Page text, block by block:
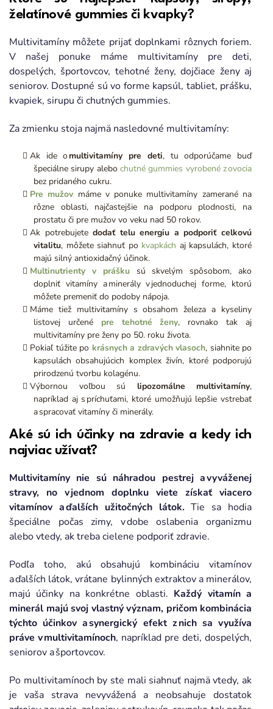
želatínové gummies či kvapky?
Multivitamíny môžete prijať doplnkami rôznych foriem.
V našej ponuke máme multivitamíny pre deti,
dospelých, športovcov, tehotné ženy, dojčiace ženy aj
seniorov. Dostupné sú vo forme kapsúl, tabliet, prášku,
kvapiek, sirupu či chutných gummies.
Za zmienku stoja najmä nasledovné multivitamíny:
Ak ide omultivitamíny pre deti, tu odporúčame buď
špeciálne sirupy alebo chutné gummies vyrobené z ovocia
bez pridaného cukru.
Pre mužov máme v ponuke multivitamíny zamerané na
rôzne oblasti, najčastejšie na podporu plodnosti, na
prostatu či pre mužov vo veku nad 50 rokov.
Ak potrebujetedodať telu energiu a podporiť celkovú
vitalitu, môžete siahnuť po kvapkách aj kapsulách, ktoré
majú silný antioxidačný účinok.
Multinutrienty v práškusú skvelým spôsobom, ako
doplniť vitamíny a minerály v jednoduchej forme, ktorú
môžete premeniť do podoby nápoja.
Máme tiež multivitamíny s obsahom železa a kyseliny
listovej určené pre tehotné ženy, rovnako tak aj
multivitamíny pre ženy po 50. roku života.
Pokiaľ túžite po krásnych a zdravých vlasoch, siahnite po
kapsulách obsahujúcich komplex živín, ktoré podporujú
prirodzenú tvorbu kolagénu.
Výbornou voľbou sú lipozomálne multivitamíny,
napríklad aj s príchuťami, ktoré umožňujú lepšie vstrebať
a spracovať vitamíny či minerály.
Aké sú ich účinky na zdravie a kedy ich
najviac užívať?
Multivitamíny nie sú náhradou pestrej a vyváženej
stravy, no v jednom doplnku viete získať viacero
vitamínov a ďalších užitočných látok. Tie sa hodia
špeciálne počas zimy, v dobe oslabenia organizmu
alebo vtedy, ak treba cielene podporiť zdravie.
Podľa toho, akú obsahujú kombináciu vitamínov
a ďalších látok, vrátane bylinných extraktov a minerálov,
majú účinky na konkrétne oblasti. Každý vitamín a
minerál majú svoj vlastný význam, pričom kombinácia
týchto účinkov a synergický efekt z nich sa využíva
práve v multivitamínoch, napríklad pre deti, dospelých,
seniorov a športovcov.
Po multivitamínoch by ste mali siahnuť najmä vtedy, ak
je vaša strava nevyvážená a neobsahuje dostatok